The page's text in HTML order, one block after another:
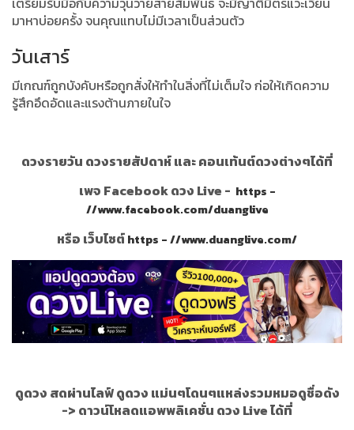
มาหาบ่อยครั้ง จนคุณแทบไม่มีเวลาเป็นส่วนตัว
วันเสาร์
มีเกณฑ์ถูกบังคับหรือถูกสั่งให้ทำในสิ่งที่ไม่เต็มใจ ก่อให้เกิดความ
รู้สึกอึดอัดและแรงต้านภายในใจ
ดวงรายวัน ดวงรายสัปดาห์ และ คอนเท้นต์ดวงต่างๆได้ที่
เพจ Facebook ดวง Live - https -
//www.facebook.com/duanglive
หรือ เว็บไซต์https - //www.duanglive.com/
ดูดวง สดผ่านไลฟ์ ดูดวง แม่นๆโดนๆแหล่งรวมหมอดูชื่อดัง
-> ดาวน์โหลดแอพพลิเคชั่น ดวง Live ได้ที่